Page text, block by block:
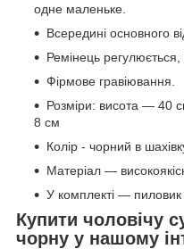
одне маленьке.
Всередині основного
Ремінець
Фірмове гравіювання.
Розміри: висота — 40
8 см
Колір - чорний в
Матеріал —
У комплекті — пиловик
Купити чоловічу
чорну у нашому